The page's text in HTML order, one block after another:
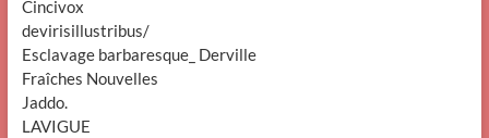
Cincivox
devirisillustribus/
Esclavage barbaresque_ Derville
Fraîches Nouvelles
Jaddo.
LAVIGUE